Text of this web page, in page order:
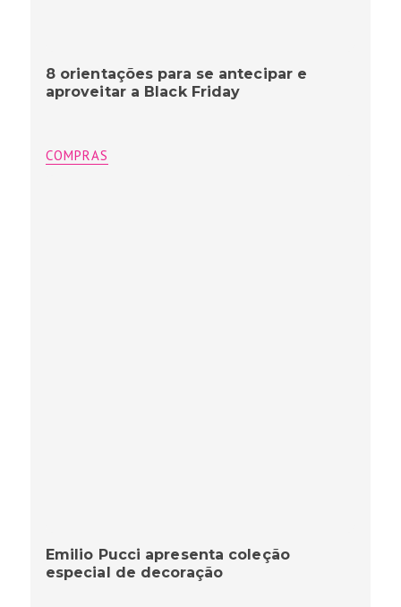
8 orientações para se antecipar e
aproveitar a Black Friday
COMPRAS
Emilio Pucci apresenta coleção
especial de decoração